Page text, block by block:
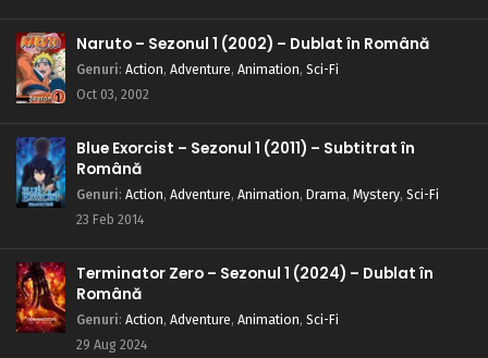
Naruto – Sezonul 1 (2002) – Dublat în Română
Genuri: Action, Adventure, Animation, Sci-Fi
Oct 03, 2002
Blue Exorcist – Sezonul 1 (2011) – Subtitrat în
Română
Genuri: Action, Adventure, Animation, Drama, Mystery, Sci-Fi
23 Feb 2014
Terminator Zero – Sezonul 1 (2024) – Dublat în
Română
Genuri: Action, Adventure, Animation, Sci-Fi
29 Aug 2024